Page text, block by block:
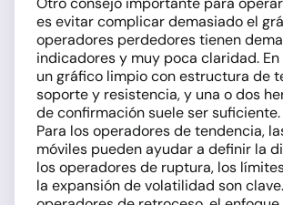
es evitar complicar demasiado el
operadores perdedores tienen
indicadores y muy poca claridad.
un gráfico limpio con estructura de
soporte y resistencia, y una o dos
de confirmación suele ser suficiente.
Para los operadores de tendencia,
móviles pueden ayudar a definir la
los operadores de ruptura, los
la expansión de volatilidad son